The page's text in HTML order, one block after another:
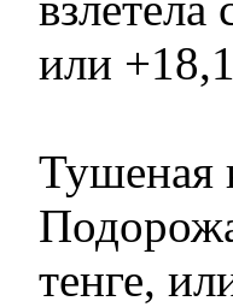
или
Тушеная
тенге,